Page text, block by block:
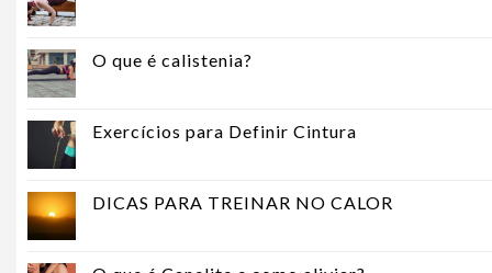
O que é calistenia?
Exercícios para Definir Cintura
DICAS PARA TREINAR NO CALOR